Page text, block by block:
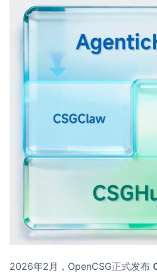
2026年2月，OpenCSG正式发布